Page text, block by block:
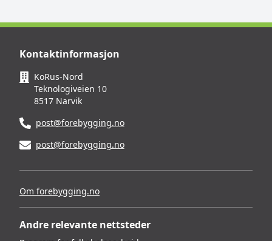
Kontaktinformasjon
KoRus-Nord
Teknologiveien 10
8517 Narvik
post@forebygging.no
post@forebygging.no
Om forebygging.no
Andre relevante nettsteder